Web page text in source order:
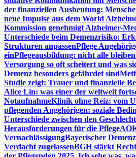
der finanziellen Ausbeutung:
neue Impulse aus dem World
Kommission genehmigt Alzheimer-
Unterschiede beim Demenzrisiko:
Strukturen anpassenPflege
einPflegeausbildung: nicht alle
Versorgung so oft scheitert und was
Demenz besonders gefährdet sind
Studie zeigt: Trauer und finanzielle
Alice Lin: was einer der weltweit
NotaufnahmeKlinik ohne Reiz: vom
pflegenden Angehörigen: soziale
Unterschiede zwischen den
Herausforderungen für die Pflege
VernachlässigungBayerischer
Verdacht zugelassenBGH stärkt